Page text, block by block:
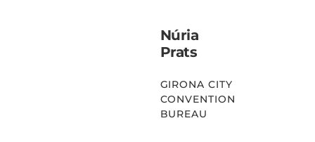
Núria
Prats
GIRONA CITY
CONVENTION
BUREAU